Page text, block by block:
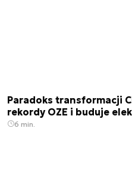
Paradoks transformacji
rekordy OZE i buduje
6 min.